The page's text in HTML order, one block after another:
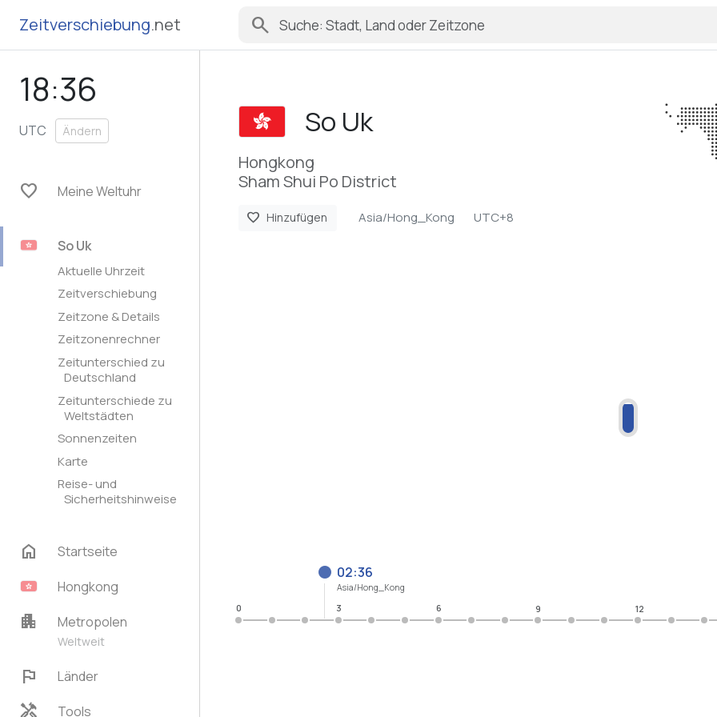
Zeitverschiebung.net search
18:36
UTC Ändern
favorite Meine Weltuhr
So Uk
Aktuelle Uhrzeit
Zeitverschiebung
Zeitzone & Details
Zeitzonenrechner
Zeitunterschied zu
Deutschland
Zeitunterschiede zu
Weltstädten
Sonnenzeiten
Karte
Reise- und
Sicherheitshinweise
home
Startseite
Hongkong
apartment Metropolen
Weltweit
flag Länder
handyman Tools
So Uk
Hongkong
Sham Shui Po District
favorite Hinzufügen Asia/Hong_Kong UTC+8
02:36
Asia/Hong_Kong
0 3 6 9 12